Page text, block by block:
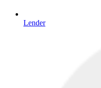
Lender